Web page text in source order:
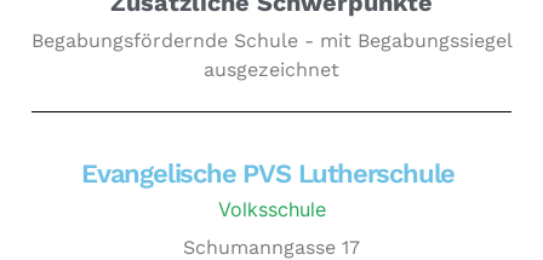
Begabungsfördernde Schule - mit Begabungssiegel
ausgezeichnet
Evangelische PVS Lutherschule
Volksschule
Schumanngasse 17